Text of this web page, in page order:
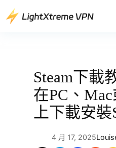
至
Steam下載
在PC、
上下載安裝
4 月 17, 2025